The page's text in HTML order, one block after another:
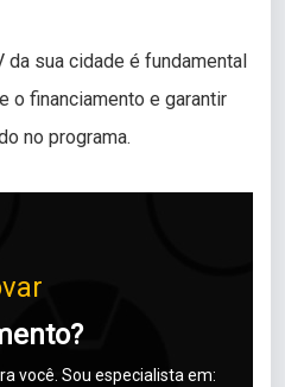
da sua cidade é fundamental
o financiamento e garantir
no programa.
var
você. Sou especialista em: